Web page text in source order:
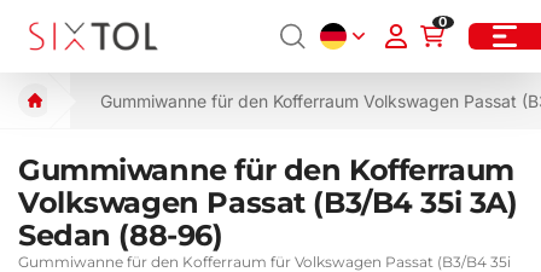
0
Gummiwanne für den Kofferraum Volkswagen Passat
Gummiwanne für den Kofferraum
Volkswagen Passat (B3/B4 35i 3A)
Sedan (88-96)
Gummiwanne für den Kofferraum für Volkswagen Passat (B3/B4 35i